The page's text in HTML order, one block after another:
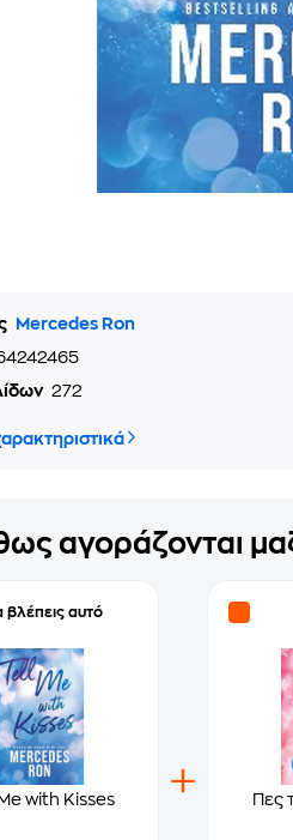
Mercedes Ron
272
αγοράζονται
βλέπεις αυτό
with Kisses Πες